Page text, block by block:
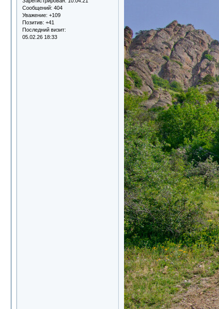
Сообщений: 404
Уважение: +109
Позитив: +41
Последний визит:
05.02.26 18:33